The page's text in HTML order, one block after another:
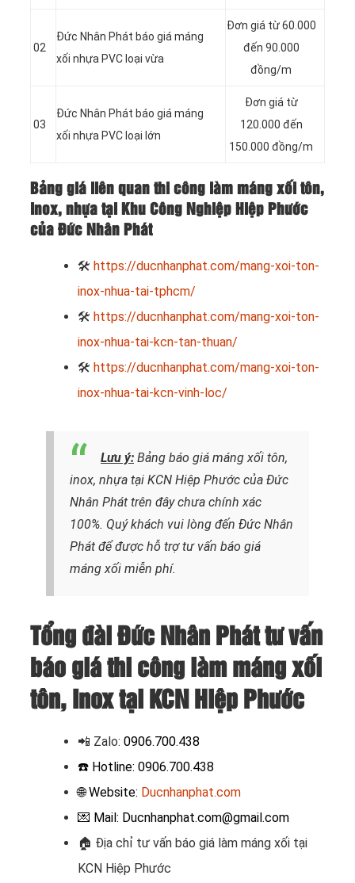
02
Đức Nhân Phát báo giá máng
xối nhựa PVC loại vừa
Đơn giá từ 60.000
đến 90.000
đồng/m
03
Đức Nhân Phát báo giá máng
xối nhựa PVC loại lớn
Đơn giá từ
120.000 đến
150.000 đồng/m
Bảng giá liên quan thi công làm máng xối tôn,
inox, nhựa tại Khu Công Nghiệp Hiệp Phước
của Đức Nhân Phát
🛠 https://ducnhanphat.com/mang-xoi-ton-
inox-nhua-tai-tphcm/
🛠 https://ducnhanphat.com/mang-xoi-ton-
inox-nhua-tai-kcn-tan-thuan/
🛠 https://ducnhanphat.com/mang-xoi-ton-
inox-nhua-tai-kcn-vinh-loc/
Lưu ý: Bảng báo giá máng xối tôn,
inox, nhựa tại KCN Hiệp Phước của Đức
Nhân Phát trên đây chưa chính xác
100%. Quý khách vui lòng đến Đức Nhân
Phát để được hỗ trợ tư vấn báo giá
máng xối miễn phí.
Tổng đài Đức Nhân Phát tư vấn
báo giá thi công làm máng xối
tôn, Inox tại KCN Hiệp Phước
📲 Zalo: 0906.700.438
☎️ Hotline: 0906.700.438
🌐 Website: Ducnhanphat.com
💌 Mail: Ducnhanphat.com@gmail.com
🏠 Địa chỉ tư vấn báo giá làm máng xối tại
KCN Hiệp Phước